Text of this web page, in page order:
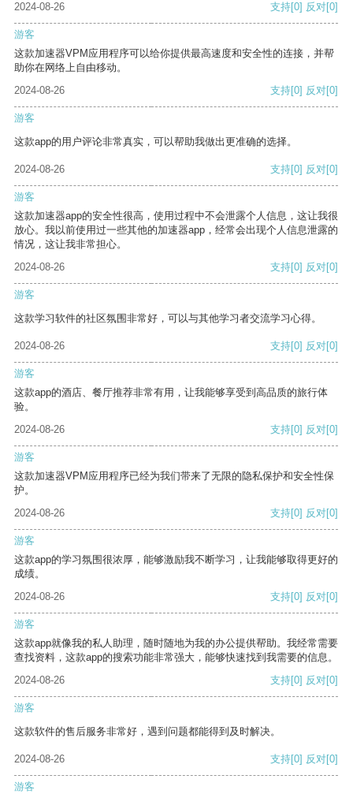
2024-08-26 支持[0] 反对[0]
游客
这款加速器VPM应用程序可以给你提供最高速度和安全性的连接，并帮
助你在网络上自由移动。
2024-08-26
支持[0] 反对[0]
游客
这款app的用户评论非常真实，可以帮助我做出更准确的选择。
2024-08-26 支持[0] 反对[0]
游客
这款加速器app的安全性很高，使用过程中不会泄露个人信息，这让我很
放心。我以前使用过一些其他的加速器app，经常会出现个人信息泄露的
情况，这让我非常担心。
2024-08-26
支持[0] 反对[0]
游客
这款学习软件的社区氛围非常好，可以与其他学习者交流学习心得。
2024-08-26 支持[0] 反对[0]
游客
这款app的酒店、餐厅推荐非常有用，让我能够享受到高品质的旅行体
验。
2024-08-26
支持[0] 反对[0]
游客
这款加速器VPM应用程序已经为我们带来了无限的隐私保护和安全性保
护。
2024-08-26
支持[0] 反对[0]
游客
这款app的学习氛围很浓厚，能够激励我不断学习，让我能够取得更好的
成绩。
2024-08-26
支持[0] 反对[0]
游客
这款app就像我的私人助理，随时随地为我的办公提供帮助。我经常需要
查找资料，这款app的搜索功能非常强大，能够快速找到我需要的信息。
2024-08-26
支持[0] 反对[0]
游客
这款软件的售后服务非常好，遇到问题都能得到及时解决。
2024-08-26 支持[0] 反对[0]
游客